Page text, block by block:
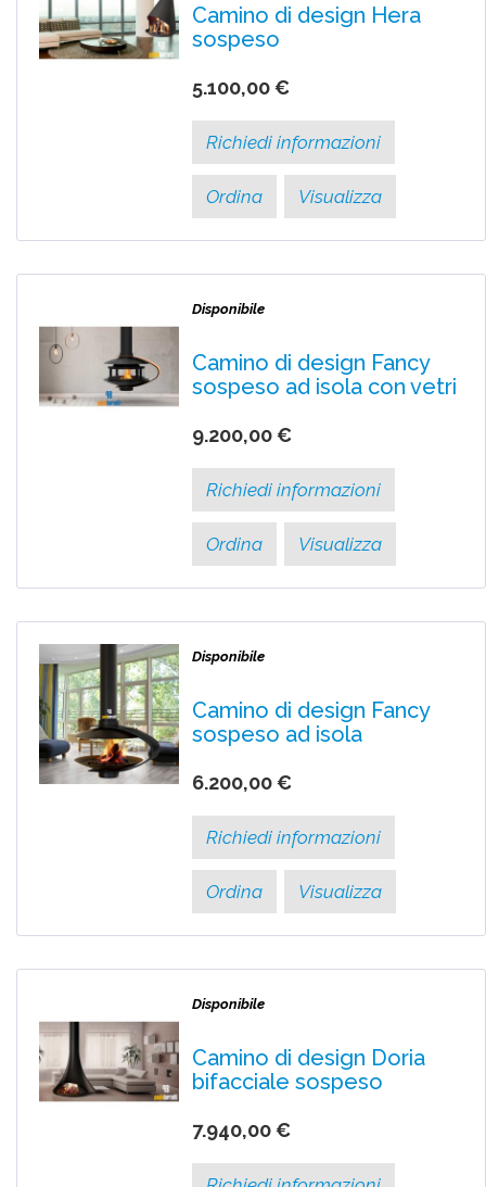
Camino di design Hera
sospeso
5.100,00 €
Richiedi informazioni
Ordina Visualizza
Disponibile
Camino di design Fancy
sospeso ad isola con vetri
9.200,00 €
Richiedi informazioni
Ordina Visualizza
Disponibile
Camino di design Fancy
sospeso ad isola
6.200,00 €
Richiedi informazioni
Ordina Visualizza
Disponibile
Camino di design Doria
bifacciale sospeso
7.940,00 €